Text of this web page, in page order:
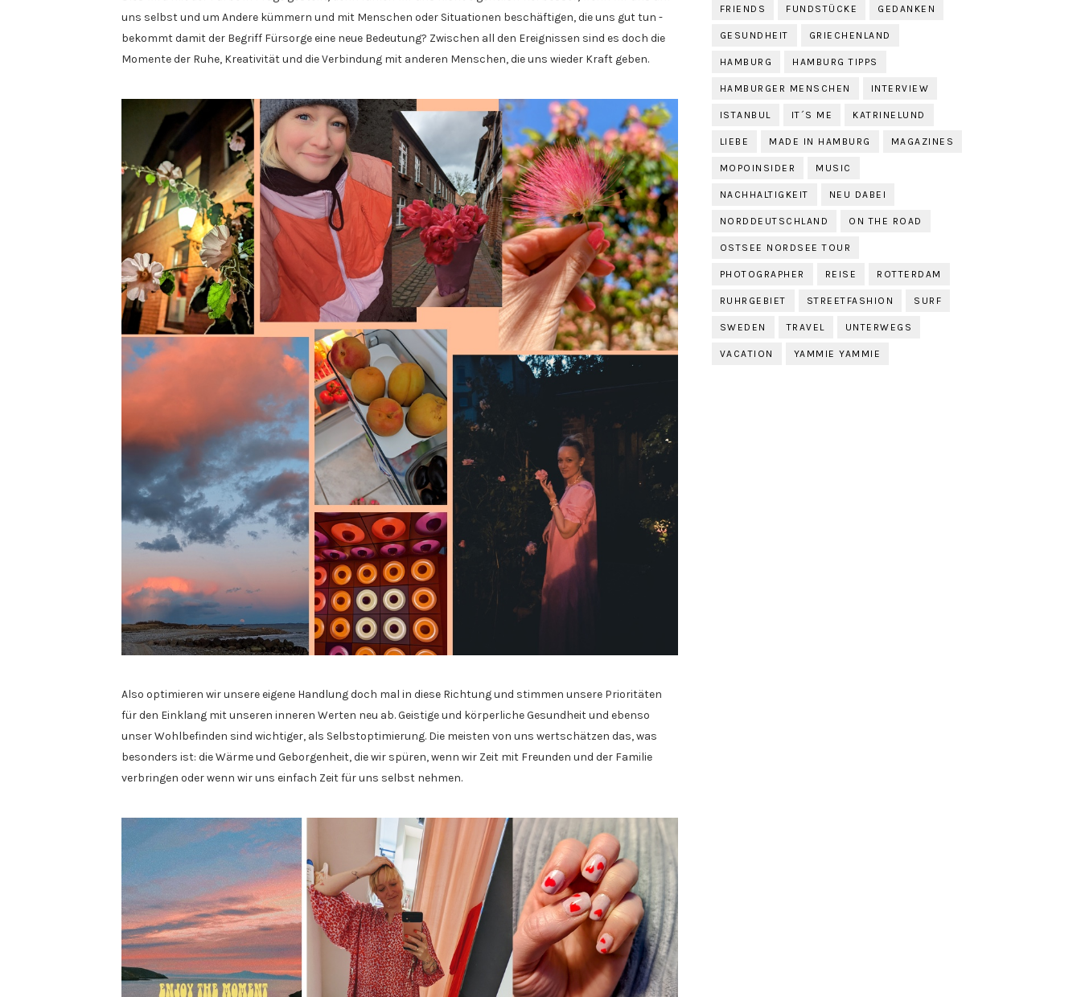
uns selbst und um Andere kümmern und mit Menschen oder Situationen beschäftigen, die uns gut tun -
bekommt damit der Begriff Fürsorge eine neue Bedeutung? Zwischen all den Ereignissen sind es doch die
Momente der Ruhe, Kreativität und die Verbindung mit anderen Menschen, die uns wieder Kraft geben.
Also optimieren wir unsere eigene Handlung doch mal in diese Richtung und stimmen unsere Prioritäten
für den Einklang mit unseren inneren Werten neu ab. Geistige und körperliche Gesundheit und ebenso
unser Wohlbefinden sind wichtiger, als Selbstoptimierung. Die meisten von uns wertschätzen das, was
besonders ist: die Wärme und Geborgenheit, die wir spüren, wenn wir Zeit mit Freunden und der Familie
verbringen oder wenn wir uns einfach Zeit für uns selbst nehmen.
FRIENDS FUNDSTÜCKE GEDANKEN
GESUNDHEIT GRIECHENLAND
HAMBURG HAMBURG TIPPS
HAMBURGER MENSCHEN INTERVIEW
ISTANBUL IT´S ME KATRINELUND
LIEBE MADE IN HAMBURG MAGAZINES
MOPOINSIDER MUSIC
NACHHALTIGKEIT NEU DABEI
NORDDEUTSCHLAND ON THE ROAD
OSTSEE NORDSEE TOUR
PHOTOGRAPHER REISE ROTTERDAM
RUHRGEBIET STREETFASHION SURF
SWEDEN TRAVEL UNTERWEGS
VACATION YAMMIE YAMMIE